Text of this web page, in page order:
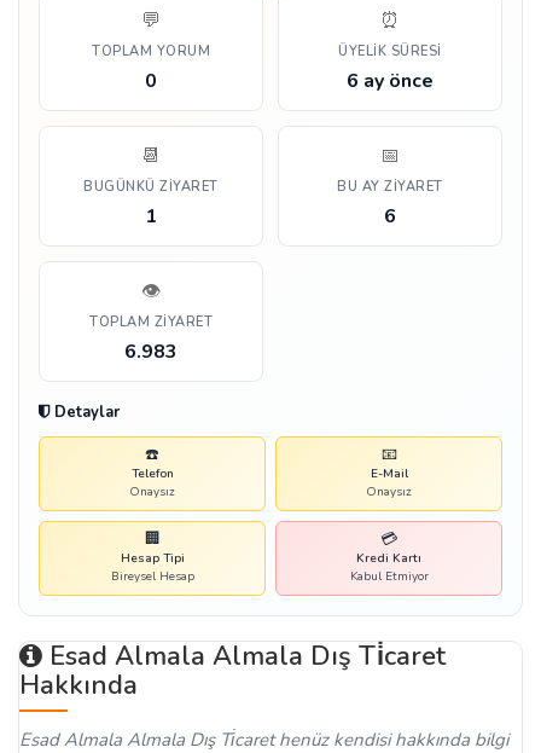
💬
TOPLAM YORUM
0
⏰
ÜYELIK SÜRESI
6 ay önce
📆
BUGÜNKÜ ZIYARET
1
📅
BU AY ZIYARET
6
👁️
TOPLAM ZIYARET
6.983
Detaylar
☎️
Telefon
Onaysız
📧
E-Mail
Onaysız
🏢
Hesap Tipi
Bireysel Hesap
💳
Kredi Kartı
Kabul Etmiyor
Esad Almala Almala Dış Ti̇caret
Hakkında
Esad Almala Almala Dış Ti̇caret henüz kendisi hakkında bilgi